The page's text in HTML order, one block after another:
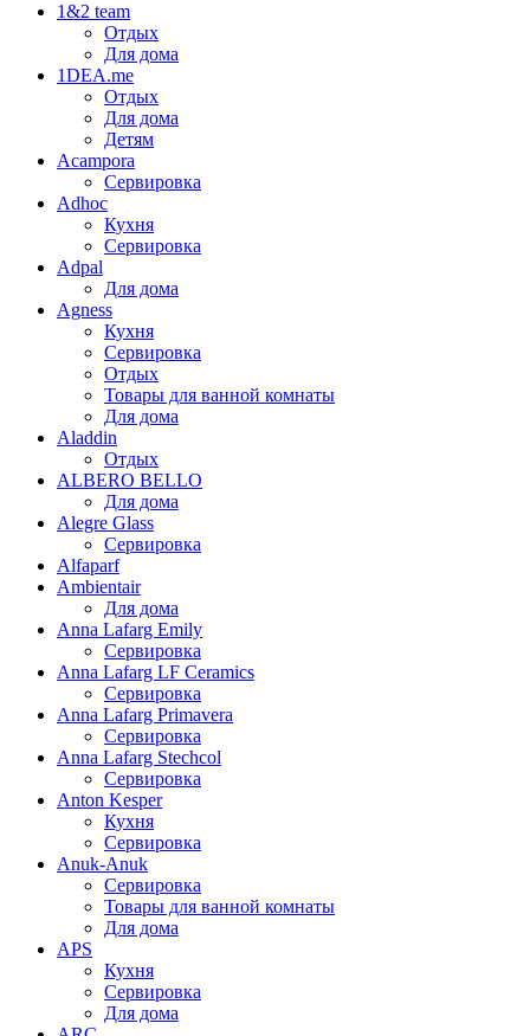
1&2 team
Отдых
Для дома
1DEA.me
Отдых
Для дома
Детям
Acampora
Сервировка
Adhoc
Кухня
Сервировка
Adpal
Для дома
Agness
Кухня
Сервировка
Отдых
Товары для ванной комнаты
Для дома
Aladdin
Отдых
ALBERO BELLO
Для дома
Alegre Glass
Сервировка
Alfaparf
Ambientair
Для дома
Anna Lafarg Emily
Сервировка
Anna Lafarg LF Ceramics
Сервировка
Anna Lafarg Primavera
Сервировка
Anna Lafarg Stechcol
Сервировка
Anton Kesper
Кухня
Сервировка
Anuk-Anuk
Сервировка
Товары для ванной комнаты
Для дома
APS
Кухня
Сервировка
Для дома